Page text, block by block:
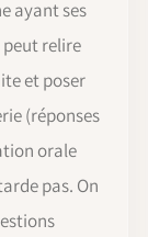
ayant ses
peut relire
et poser
(réponses
orale
pas. On